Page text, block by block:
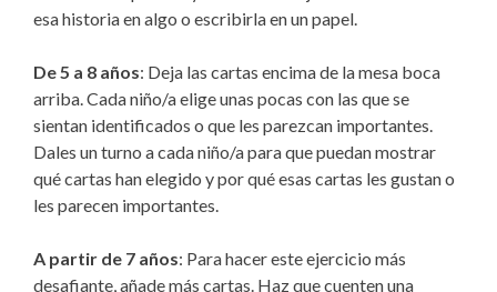
esa historia en algo o escribirla en un papel.
De 5 a 8 años: Deja las cartas encima de la mesa boca
arriba. Cada niño/a elige unas pocas con las que se
sientan identificados o que les parezcan importantes.
Dales un turno a cada niño/a para que puedan mostrar
qué cartas han elegido y por qué esas cartas les gustan o
les parecen importantes.
A partir de 7 años: Para hacer este ejercicio más
desafiante, añade más cartas. Haz que cuenten una